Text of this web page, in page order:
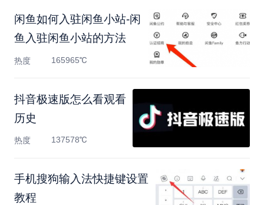
闲鱼如何入驻闲鱼小站-闲
鱼入驻闲鱼小站的方法
热度 165965℃
抖音极速版怎么看观看
历史
热度 137578℃
手机搜狗输入法快捷键设置
教程